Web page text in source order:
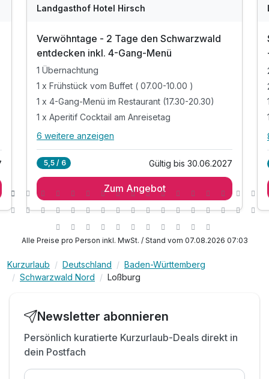
Landgasthof Hotel Hirsch
Verwöhntage - 2 Tage den Schwarzwald
entdecken inkl. 4-Gang-Menü
1 Übernachtung
1 x Frühstück vom Buffet ( 07.00-10.00 )
1 x 4-Gang-Menü im Restaurant (17.30-20.30)
1 x Aperitif Cocktail am Anreisetag
Alle Inklusivleistungen
1 x Frühstück vom Buffet ( 07.00-10.00 )
1 x Kaffeespezialitäten & Süßes (14:30-16:30)
inkl. Nutzung des Lossburger Fitnessstudios
inkl. Badetasche inkl. Saunatuch
inkl. Parkplatz
6 weitere anzeigen
5,5 / 6 Gültig bis 30.06.2027
Zum Angebot
Alle Preise pro Person inkl. MwSt. / Stand vom 07.08.2026 07:03
Kurzurlaub Deutschland
Baden-Württemberg
Schwarzwald Nord
Loßburg
Newsletter abonnieren
Persönlich kuratierte Kurzurlaub-Deals direkt in
dein Postfach